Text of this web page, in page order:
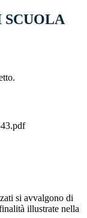
SCUOLA
si avvalgono di
illustrate nella